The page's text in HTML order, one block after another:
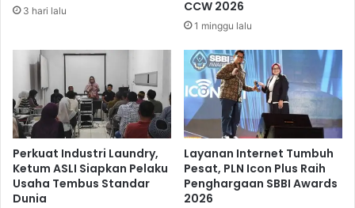
d
n
M
S
v
s
P
e
r
3 hari lalu CCW 2026
1 minggu lalu
Perkuat Industri Laundry,
Ketum ASLI Siapkan Pelaku
Usaha Tembus Standar
Dunia
Layanan Internet Tumbuh
Pesat, PLN Icon Plus Raih
Penghargaan SBBI Awards
2026